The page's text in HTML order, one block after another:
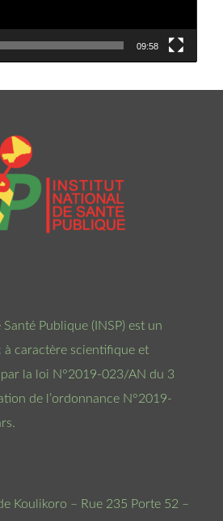
09:58
Santé Publique (INSP) est un
à caractère scientifique et
la loi N°2019-023/AN du 3
de l’ordonnance N°2019-
Koulikoro – Rue 235 Porte 52 –